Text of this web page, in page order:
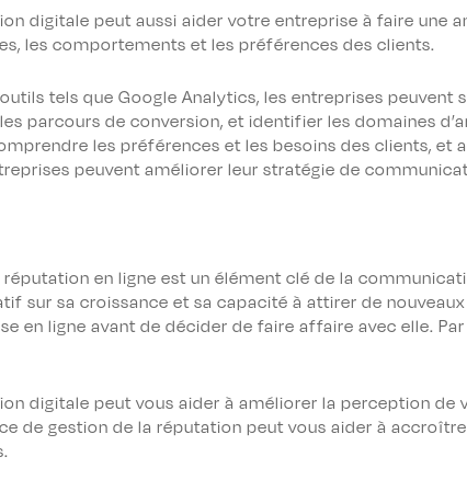
digitale peut aussi aider votre entreprise à faire une
les comportements et les préférences des clients.
tels que Google Analytics, les entreprises
parcours de conversion, et identifier les domaines
les préférences et les besoins des clients,
peuvent améliorer leur stratégie de
réputation en ligne est un élément clé de la
sur sa croissance et sa capacité à attirer de
en ligne avant de décider de faire affaire avec elle.
digitale peut vous aider à améliorer la perception de
de gestion de la réputation peut vous aider à